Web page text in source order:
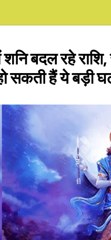
बदल रहे राशि,
सकती हैं ये बड़ी